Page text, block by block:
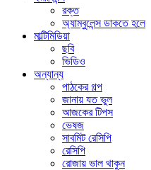
রক্ত
অ্যাম্বুলেন্স ডাকতে হলে
মাল্টিমিডিয়া
ছবি
ভিডিও
অন্যান্য
পাঠকের গল্প
জানায় যত ভুল
আজকের টিপস
ভেষজ
সাবমিট রেসিপি
রেসিপি
রোজায় ভাল থাকুন